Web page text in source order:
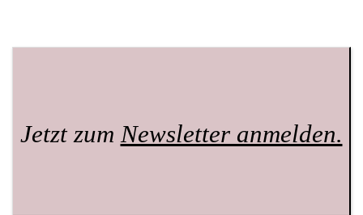
Jetzt zumNewsletter anmelden.